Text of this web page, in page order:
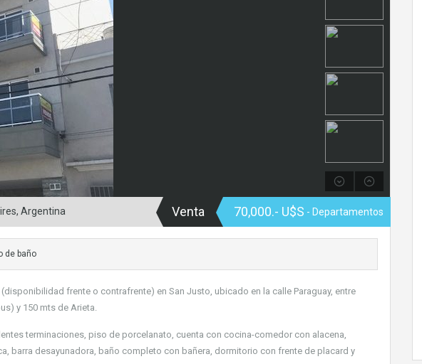
Argentina Venta 70,000.- U$S - Departamentos
de baño
frente o contrafrente) en San Justo, ubicado en la calle Paraguay, entre
y 150 mts de Arieta.
terminaciones, piso de porcelanato, cuenta con cocina-comedor con alacena,
barra desayunadora, baño completo con bañera, dormitorio con frente de placard y